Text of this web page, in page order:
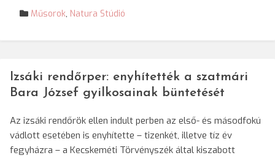
Műsorok, Natura Stúdió
Izsáki rendőrper: enyhítették a szatmári
Bara József gyilkosainak büntetését
Az izsáki rendőrök ellen indult perben az első- és másodfokú
vádlott esetében is enyhítette – tizenkét, illetve tíz év
fegyházra – a Kecskeméti Törvényszék által kiszabott